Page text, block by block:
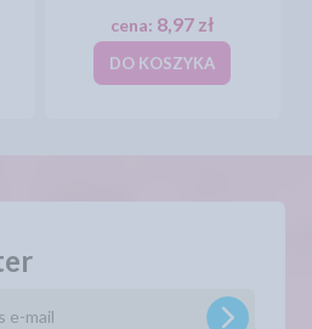
cena: 8,97 zł
DO KOSZYKA